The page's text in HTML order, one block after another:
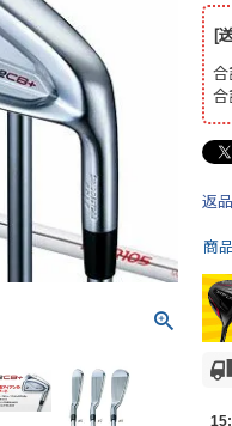
[
合
合
返
商